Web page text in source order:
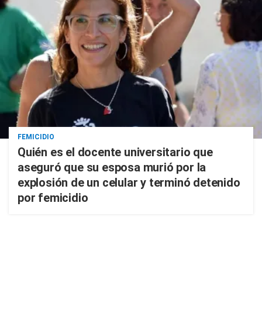
FEMICIDIO
Quién es el docente universitario que
aseguró que su esposa murió por la
explosión de un celular y terminó detenido
por femicidio